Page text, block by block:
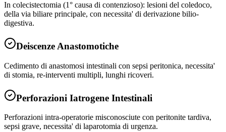
In colecistectomia (1° causa di contenzioso): lesioni del coledoco,
della via biliare principale, con necessita' di derivazione bilio-
digestiva.
Deiscenze Anastomotiche
Cedimento di anastomosi intestinali con sepsi peritonica, necessita'
di stomia, re-interventi multipli, lunghi ricoveri.
Perforazioni Iatrogene Intestinali
Perforazioni intra-operatorie misconosciute con peritonite tardiva,
sepsi grave, necessita' di laparotomia di urgenza.